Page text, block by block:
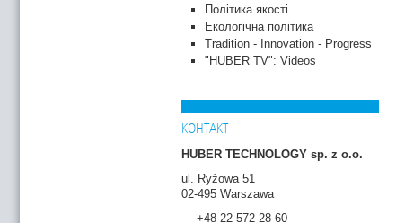
Політика якості
Екологічна політика
Tradition - Innovation - Progress
"HUBER TV": Videos
КОНТАКТ
HUBER TECHNOLOGY sp. z o.o.
ul. Ryżowa 51
02-495 Warszawa
+48 22 572-28-60